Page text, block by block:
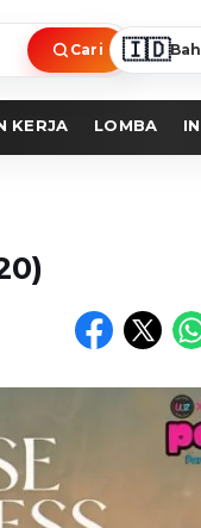
Cari 🇮🇩
KERJA LOMBA